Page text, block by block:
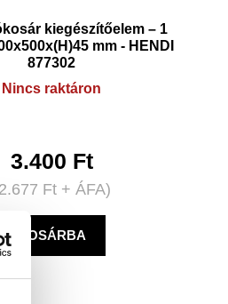
kiegészítőelem – 1
mm - HENDI
877302
Nincs raktáron
3.400 Ft
Ft+ ÁFA)
KOSÁRBA